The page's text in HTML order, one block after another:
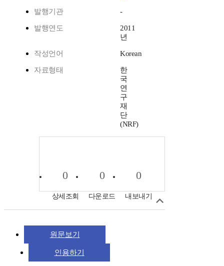
발행기관 -
발행연도
2011
년
작성언어 Korean
자료형태
한
국
연
구
재
단
(NRF)
0
상세조회
0
다운로드
0
내보내기
원문보기
인용하기